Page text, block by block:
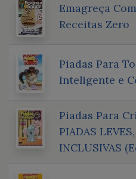
Emagreça
Receitas Zero
Piadas Para
Inteligente e
Piadas Para
PIADAS
INCLUSIVAS